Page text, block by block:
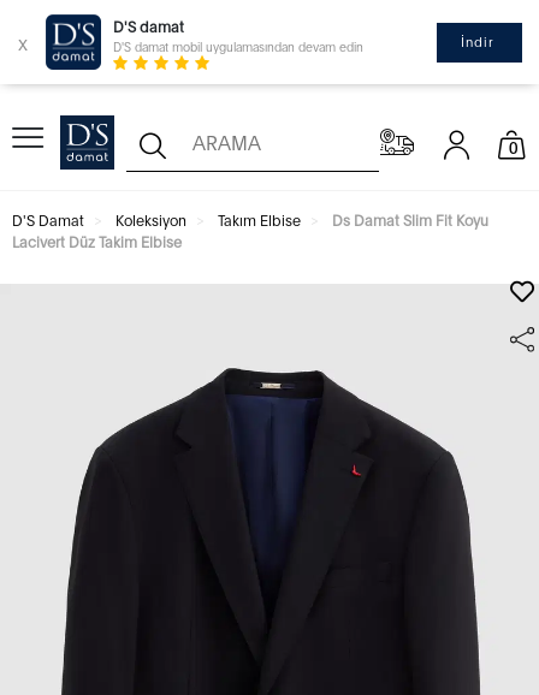
x
D'S damat
D'S damat mobil uygulamasından devam edin İndir
0
D'S Damat Koleksiyon Takım Elbise
Ds Damat Slim Fit Koyu
Lacivert Düz Takim Elbise